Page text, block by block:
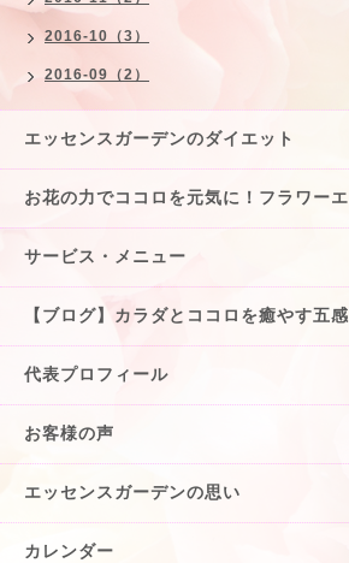
2016-10（3）
2016-09（2）
エッセンスガーデンのダイエット
お花の力でココロを元気に！フラワー
サービス・メニュー
【ブログ】カラダとココロを癒やす五
代表プロフィール
お客様の声
エッセンスガーデンの思い
カレンダー